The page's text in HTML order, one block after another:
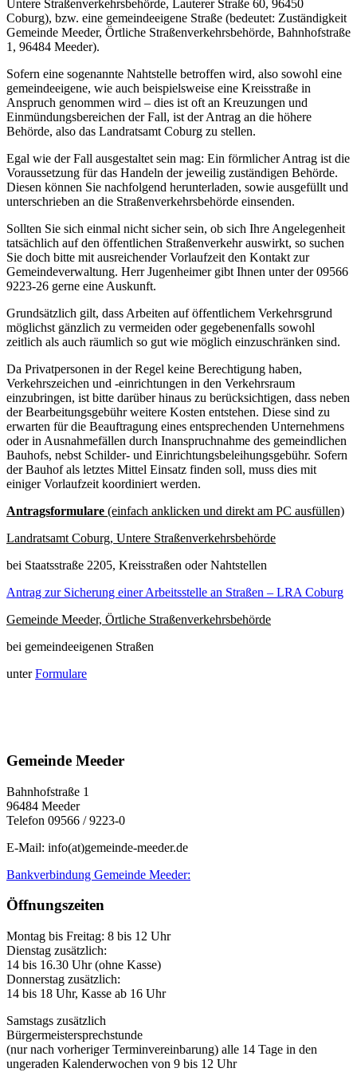
Untere Straßenverkehrsbehörde, Lauterer Straße 60, 96450
Coburg), bzw. eine gemeindeeigene Straße (bedeutet: Zuständigkeit
Gemeinde Meeder, Örtliche Straßenverkehrsbehörde, Bahnhofstraße
1, 96484 Meeder).
Sofern eine sogenannte Nahtstelle betroffen wird, also sowohl eine
gemeindeeigene, wie auch beispielsweise eine Kreisstraße in
Anspruch genommen wird – dies ist oft an Kreuzungen und
Einmündungsbereichen der Fall, ist der Antrag an die höhere
Behörde, also das Landratsamt Coburg zu stellen.
Egal wie der Fall ausgestaltet sein mag: Ein förmlicher Antrag ist die
Voraussetzung für das Handeln der jeweilig zuständigen Behörde.
Diesen können Sie nachfolgend herunterladen, sowie ausgefüllt und
unterschrieben an die Straßenverkehrsbehörde einsenden.
Sollten Sie sich einmal nicht sicher sein, ob sich Ihre Angelegenheit
tatsächlich auf den öffentlichen Straßenverkehr auswirkt, so suchen
Sie doch bitte mit ausreichender Vorlaufzeit den Kontakt zur
Gemeindeverwaltung. Herr Jugenheimer gibt Ihnen unter der 09566
9223-26 gerne eine Auskunft.
Grundsätzlich gilt, dass Arbeiten auf öffentlichem Verkehrsgrund
möglichst gänzlich zu vermeiden oder gegebenenfalls sowohl
zeitlich als auch räumlich so gut wie möglich einzuschränken sind.
Da Privatpersonen in der Regel keine Berechtigung haben,
Verkehrszeichen und -einrichtungen in den Verkehrsraum
einzubringen, ist bitte darüber hinaus zu berücksichtigen, dass neben
der Bearbeitungsgebühr weitere Kosten entstehen. Diese sind zu
erwarten für die Beauftragung eines entsprechenden Unternehmens
oder in Ausnahmefällen durch Inanspruchnahme des gemeindlichen
Bauhofs, nebst Schilder- und Einrichtungsbeleihungsgebühr. Sofern
der Bauhof als letztes Mittel Einsatz finden soll, muss dies mit
einiger Vorlaufzeit koordiniert werden.
Antragsformulare (einfach anklicken und direkt am PC ausfüllen)
Landratsamt Coburg, Untere Straßenverkehrsbehörde
bei Staatsstraße 2205, Kreisstraßen oder Nahtstellen
Antrag zur Sicherung einer Arbeitsstelle an Straßen – LRA Coburg
Gemeinde Meeder, Örtliche Straßenverkehrsbehörde
bei gemeindeeigenen Straßen
unterFormulare
Gemeinde Meeder
Bahnhofstraße 1
96484 Meeder
Telefon 09566 / 9223-0
E-Mail: info(at)gemeinde-meeder.de
Bankverbindung Gemeinde Meeder:
Öffnungszeiten
Montag bis Freitag: 8 bis 12 Uhr
Dienstag zusätzlich:
14 bis 16.30 Uhr (ohne Kasse)
Donnerstag zusätzlich:
14 bis 18 Uhr, Kasse ab 16 Uhr
Samstags zusätzlich
Bürgermeistersprechstunde
(nur nach vorheriger Terminvereinbarung) alle 14 Tage in den
ungeraden Kalenderwochen von 9 bis 12 Uhr